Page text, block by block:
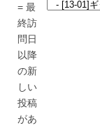
= 最
終訪
問日
以降
の新
しい
投稿
があ